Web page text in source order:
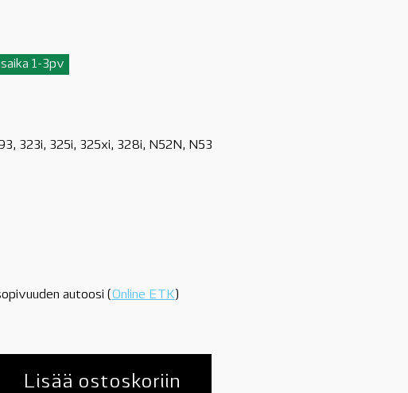
1-3pv
323i, 325i, 325xi, 328i, N52N, N53
autoosi (Online ETK)
Lisää ostoskoriin